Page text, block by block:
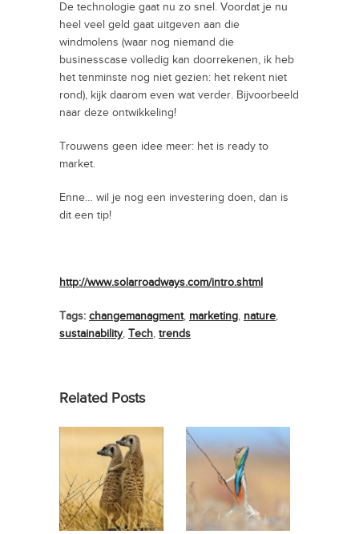
De technologie gaat nu zo snel. Voordat je nu
heel veel geld gaat uitgeven aan die
windmolens (waar nog niemand die
businesscase volledig kan doorrekenen, ik heb
het tenminste nog niet gezien: het rekent niet
rond), kijk daarom even wat verder. Bijvoorbeeld
naar deze ontwikkeling!
Trouwens geen idee meer: het is ready to
market.
Enne… wil je nog een investering doen, dan is
dit een tip!
http://www.solarroadways.com/intro.shtml
Tags: changemanagment, marketing, nature,
sustainability, Tech, trends
Related Posts